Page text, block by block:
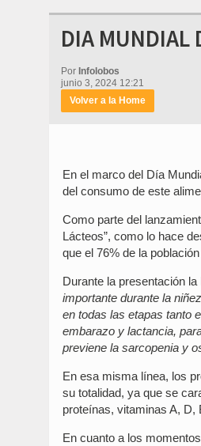
DIA MUNDIAL
Por Infolobos
junio 3, 2024 12:21
Volver a la Home
En el marco del Día
del consumo de este
Como parte del
Lácteos”, como lo hace
que el 76% de la
Durante la presentación
importante durante la
en todas las etapas tanto
embarazo y lactancia,
previene la sarcopenia y
En esa misma línea, los
su totalidad, ya que se
proteínas, vitaminas A, D,
En cuanto a los